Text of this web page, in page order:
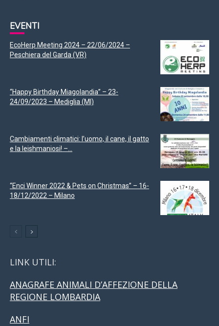
EVENTI
EcoHerp Meeting 2024 – 22/06/2024 –
Peschiera del Garda (VR)
“Happy Birthday Miagolandia” – 23-
24/09/2023 – Mediglia (MI)
Cambiamenti climatici: l’uomo, il cane, il gatto
e la leishmaniosi! –...
“Enci Winner 2022 & Pets on Christmas” – 16-
18/12/2022 – Milano
LINK UTILI:
ANAGRAFE ANIMALI D’AFFEZIONE DELLA
REGIONE LOMBARDIA
ANFI